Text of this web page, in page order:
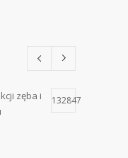
zęba i
132847